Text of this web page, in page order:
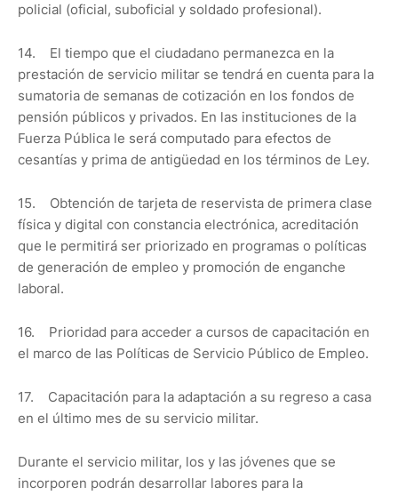
policial (oficial, suboficial y soldado profesional).
14. El tiempo que el ciudadano permanezca en la
prestación de servicio militar se tendrá en cuenta para la
sumatoria de semanas de cotización en los fondos de
pensión públicos y privados. En las instituciones de la
Fuerza Pública le será computado para efectos de
cesantías y prima de antigüedad en los términos de Ley.
15. Obtención de tarjeta de reservista de primera clase
física y digital con constancia electrónica, acreditación
que le permitirá ser priorizado en programas o políticas
de generación de empleo y promoción de enganche
laboral.
16. Prioridad para acceder a cursos de capacitación en
el marco de las Políticas de Servicio Público de Empleo.
17. Capacitación para la adaptación a su regreso a casa
en el último mes de su servicio militar.
Durante el servicio militar, los y las jóvenes que se
incorporen podrán desarrollar labores para la